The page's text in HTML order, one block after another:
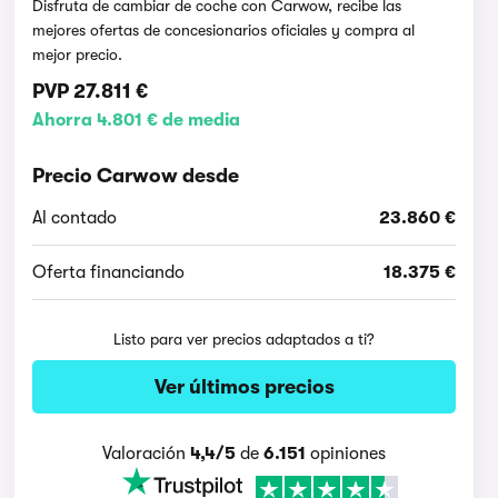
Disfruta de cambiar de coche con Carwow, recibe las
mejores ofertas de concesionarios oficiales y compra al
mejor precio.
PVP27.811 €
Ahorra 4.801 € de media
Precio Carwow desde
Al contado 23.860 €
Oferta financiando 18.375 €
Listo para ver precios adaptados a ti?
Ver últimos precios
Valoración4,4/5 de6.151 opiniones